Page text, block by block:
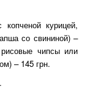
курицей,
со свининой) –
чипсы или
– 145 грн.